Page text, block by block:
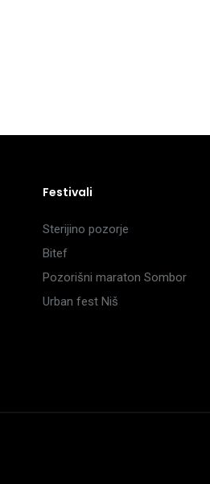
Festivali
Sterijino pozorje
Bitef
Pozorišni maraton Sombor
Urban fest Niš